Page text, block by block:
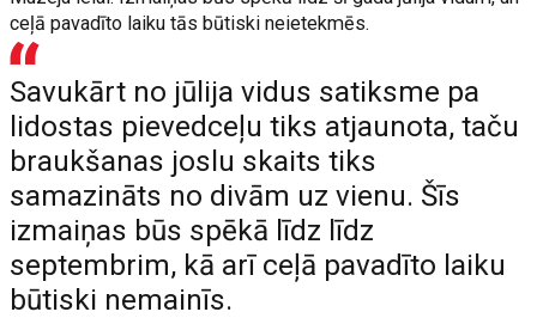
ceļā pavadīto laiku tās būtiski neietekmēs.
Savukārt no jūlija vidus satiksme pa
lidostas pievedceļu tiks atjaunota, taču
braukšanas joslu skaits tiks
samazināts no divām uz vienu. Šīs
izmaiņas būs spēkā līdz līdz
septembrim, kā arī ceļā pavadīto laiku
būtiski nemainīs.